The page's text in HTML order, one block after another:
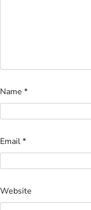
Name *
Email*
Website